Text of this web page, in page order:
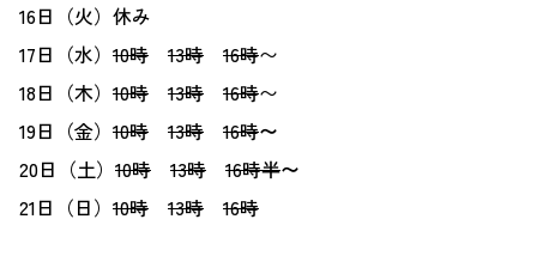
16日（火）休み
17日（水） 10時 13時 16時〜
18日（木） 10時 13時 16時〜
19日（金） 10時 13時 16時〜
20日（土） 10時 13時 16時半〜
21日（日） 10時 13時 16時